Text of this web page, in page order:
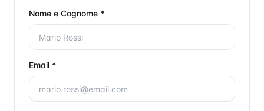
Nome e Cognome *
Email *